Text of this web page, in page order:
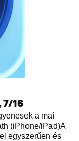
7/16
a mai
(iPhone/iPad)A
egyszerűen és